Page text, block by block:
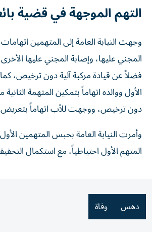
التهم الموجهة في قضية
وجهت النيابة العامة إلى المتهمين
المجني عليها، وإصابة المجني عليها
فضلاً عن قيادة مركبة آلية دون ترخيص،
الأول ووالده اتهاماً بتمكين المتهمة
دون ترخيص، ووجهت للأب اتهاماً
وأمرت النيابة العامة بحبس المتهمين الأول
المتهم الأول احتياطياً، مع استكمال
دهس وفاة